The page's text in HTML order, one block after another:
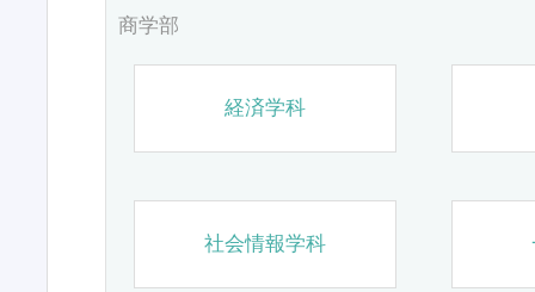
商学部
経済学科
社会情報学科